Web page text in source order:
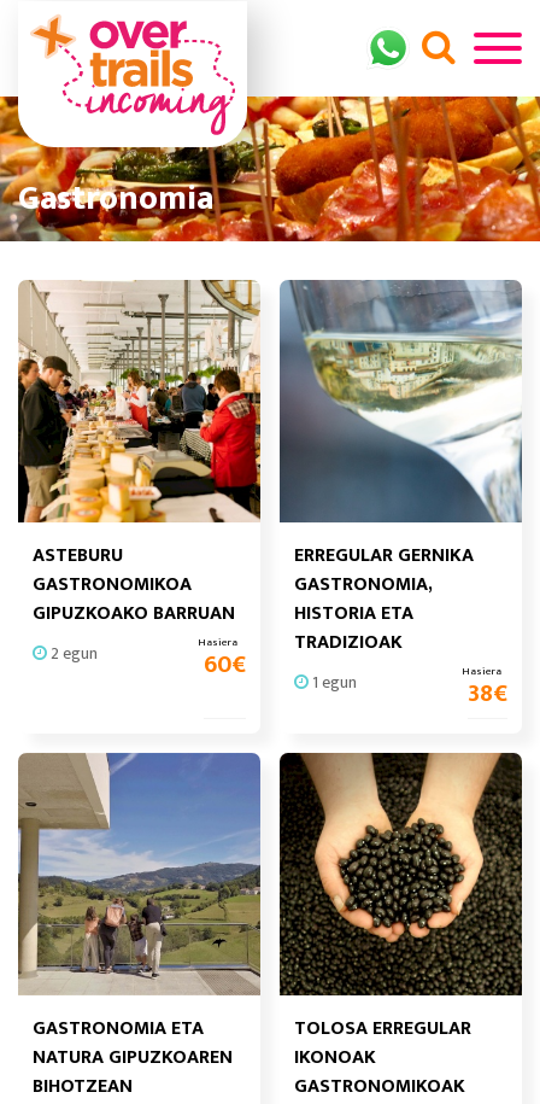
Gastronomia
ASTEBURU
GASTRONOMIKOA
GIPUZKOAKO BARRUAN
2 egun Hasiera
60€
ERREGULAR GERNIKA
GASTRONOMIA,
HISTORIA ETA
TRADIZIOAK
1 egun Hasiera
38€
GASTRONOMIA ETA
NATURA GIPUZKOAREN
BIHOTZEAN
TOLOSA ERREGULAR
IKONOAK
GASTRONOMIKOAK